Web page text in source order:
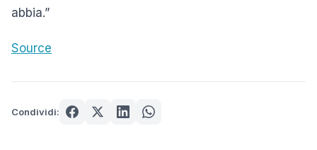
abbia.”
Source
Condividi: